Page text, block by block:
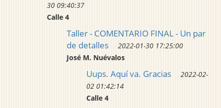
30 09:40:37
Calle 4
Taller - COMENTARIO FINAL - Un par
de detalles
2022-01-30 17:25:00
José M. Nuévalos
Uups. Aquí va. Gracias
2022-02-
02 01:42:14
Calle 4